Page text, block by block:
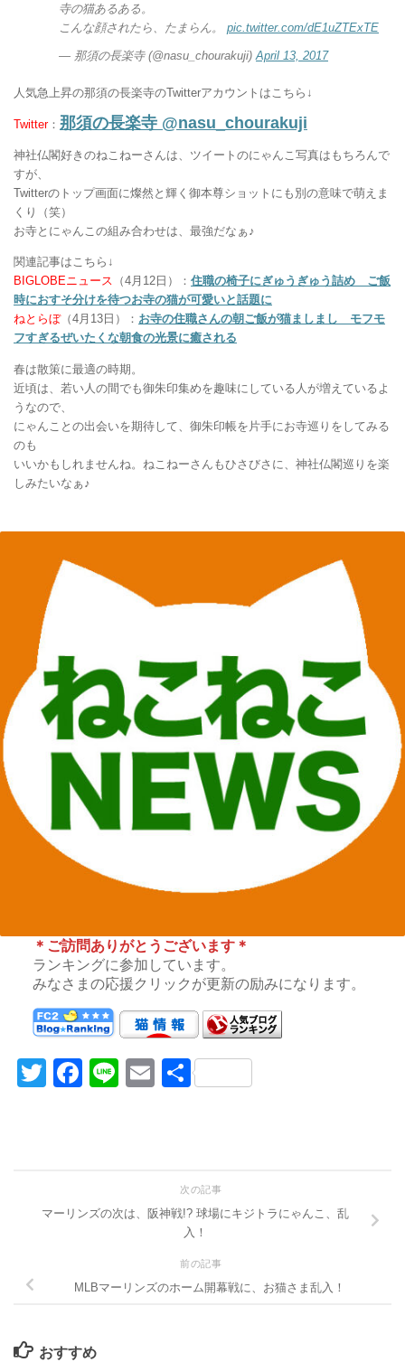
寺の猫あるある。
こんな顔されたら、たまらん。 pic.twitter.com/dE1uZTExTE
— 那須の長楽寺 (@nasu_chourakuji) April 13, 2017
人気急上昇の那須の長楽寺のTwitterアカウントはこちら↓
Twitter： 那須の長楽寺 @nasu_chourakuji
神社仏閣好きのねこねーさんは、ツイートのにゃんこ写真はもちろんで
すが、
Twitterのトップ画面に燦然と輝く御本尊ショットにも別の意味で萌えま
くり（笑）
お寺とにゃんこの組み合わせは、最強だなぁ♪
関連記事はこちら↓
BIGLOBEニュース （4月12日）： 住職の椅子にぎゅうぎゅう詰め ご飯
時におすそ分けを待つお寺の猫が可愛いと話題に
ねとらぼ（4月13日）： お寺の住職さんの朝ご飯が猫ましまし モフモ
フすぎるぜいたくな朝食の光景に癒される
春は散策に最適の時期。
近頃は、若い人の間でも御朱印集めを趣味にしている人が増えているよ
うなので、
にゃんことの出会いを期待して、御朱印帳を片手にお寺巡りをしてみる
のも
いいかもしれませんね。ねこねーさんもひさびさに、神社仏閣巡りを楽
しみたいなぁ♪
＊ご訪問ありがとうございます＊
ランキングに参加しています。
みなさまの応援クリックが更新の励みになります。
TwitterFacebook
LineEmail
共
次の記事
マーリンズの次は、阪神戦!? 球場にキジトラにゃんこ、乱
入！
前の記事
MLBマーリンズのホーム開幕戦に、お猫さま乱入！
おすすめ